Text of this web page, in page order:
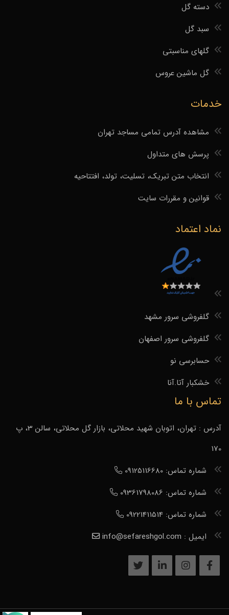
دسته گل
سبد گل
گلهای مناسبتی
گل ماشین عروس
خدمات
مشاهده آدرس تمامی مساجد تهران
پرسش های متداول
انتخاب متن تبریک، تسلیت، تولد، افتتاحیه
قوانین و مقررات سایت
نماد اعتماد
گلفروشی سرور مشهد
گلفروشی سرور اصفهان
حسابرسی نو
خشکبار آتا.آنا
تماس با ما
آدرس : تهران، اتوبان شهید محلاتی، بازار گل محلاتی، سالن 3، پ
170
شماره تماس: 09125116680
شماره تماس: 09361798086
شماره تماس: 09221411514
ایمیل : info@sefareshgol.com